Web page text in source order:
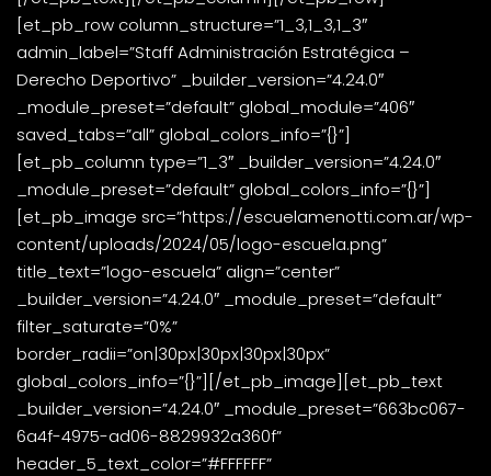
[et_pb_row column_structure=”1_3,1_3,1_3″
admin_label=”Staff Administración Estratégica –
Derecho Deportivo” _builder_version=”4.24.0″
_module_preset=”default” global_module=”406″
saved_tabs=”all” global_colors_info=”{}”]
[et_pb_column type=”1_3″ _builder_version=”4.24.0″
_module_preset=”default” global_colors_info=”{}”]
[et_pb_image src=”https://escuelamenotti.com.ar/wp-
content/uploads/2024/05/logo-escuela.png”
title_text=”logo-escuela” align=”center”
_builder_version=”4.24.0″ _module_preset=”default”
filter_saturate=”0%”
border_radii=”on|30px|30px|30px|30px”
global_colors_info=”{}”][/et_pb_image][et_pb_text
_builder_version=”4.24.0″ _module_preset=”663bc067-
6a4f-4975-ad06-8829932a360f”
header_5_text_color=”#FFFFFF”